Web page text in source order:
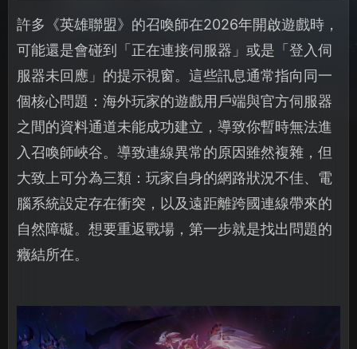
許多《英雄聯盟》的召喚師在2026年開啟遊戲時，
可能還是會碰到「正在連接伺服器」或是「登入伺
服器未回應」的提示視窗。這些訊息通常指向同一
個核心問題：海外玩家的遊戲用戶端與官方伺服器
之間的資料通道未能成功建立，導致你暫時無法進
入召喚師峽谷。導致連線異常的原因雖然複雜，但
大致上可分為三類：玩家自身的網路狀況不佳、電
腦系統設定存在衝突，以及遠距離跨國連線帶來的
自然障礙。想要重返戰場，第一步就是找出問題的
癥結所在。